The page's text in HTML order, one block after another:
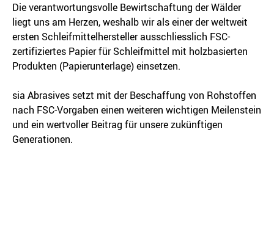
Die verantwortungsvolle Bewirtschaftung der Wälder
liegt uns am Herzen, weshalb wir als einer der weltweit
ersten Schleifmittelhersteller ausschliesslich FSC-
zertifiziertes Papier für Schleifmittel mit holzbasierten
Produkten (Papierunterlage) einsetzen.
sia Abrasives setzt mit der Beschaffung von Rohstoffen
nach FSC-Vorgaben einen weiteren wichtigen Meilenstein
und ein wertvoller Beitrag für unsere zukünftigen
Generationen.